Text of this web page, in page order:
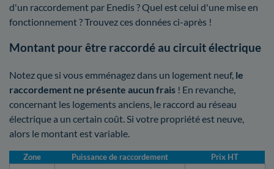
d'un raccordement par Enedis ? Quel est celui d'une mise en
fonctionnement ? Trouvez ces données ci-après !
Montant pour être raccordé au circuit électrique
Notez que si vous emménagez dans un logement neuf, le
raccordement ne présente aucun frais ! En revanche,
concernant les logements anciens, le raccord au réseau
électrique a un certain coût. Si votre propriété est neuve,
alors le montant est variable.
Zone Puissance de raccordement Prix HT